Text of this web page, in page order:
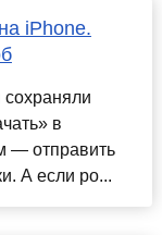
iPhone.
сохраняли
в
— отправить
А если ро...